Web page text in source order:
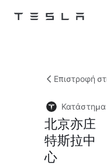
Tesla
Επιστροφή
Κατάστημα
北京亦庄
特斯拉中
心